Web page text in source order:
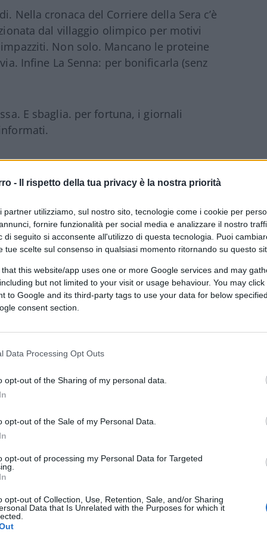
- Il rispetto della tua privacy è la nostra priorità
partner utilizziamo, sul nostro sito, tecnologie come i cookie per
fornire funzionalità per social media e analizzare il nostro
di seguito si acconsente all'utilizzo di questa tecnologia. Puoi
tue scelte sul consenso in qualsiasi momento ritornando su questo
that this website/app uses one or more Google services and may
but not limited to your visit or usage behaviour. You may
to Google and its third-party tags to use your data for below
consent section.
Data Processing Opt Outs
opt-out of the Sharing of my personal data.
opt-out of the Sale of my Personal Data.
opt-out of processing my Personal Data for Targeted
opt-out of Collection, Use, Retention, Sale, and/or Sharing
Data that Is Unrelated with the Purposes for which it
Nella cronaca del Corriere della Sera c’è
dal villaggio olimpico per motivi
Non solo. Mancano le proteine
Infine La Senna: per bonificarla (senz
E sbaglia. per fortuna, i giornali
chiedere scusa per le frasi che ha
che questo governo sta facendo un
Kamala può farcela, secondo il premio
sul caso Roggero:
ammazzato il terzo”